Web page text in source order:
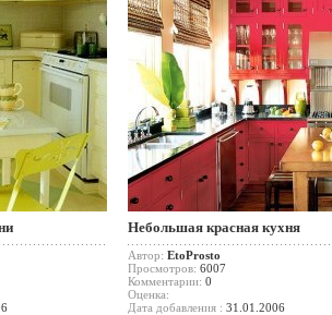
Небольшая красная кухня
Автор: EtoProsto
Просмотров: 6007
Комментарии: 0
Оценка:
Дата добавления : 31.01.2006